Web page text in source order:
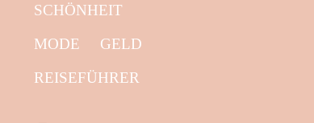
SCHÖNHEIT
MODE
GELD
REISEFÜHRER